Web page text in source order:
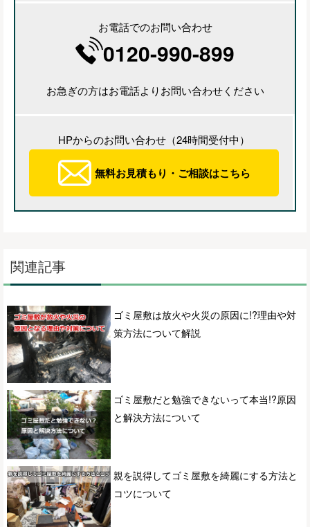
お電話でのお問い合わせ
0120-990-899
お急ぎの方はお電話よりお問い合わせください
HPからのお問い合わせ（24時間受付中）
無料お見積もり・ご相談はこちら
関連記事
ゴミ屋敷は放火や火災の原因に!?理由や対
策方法について解説
ゴミ屋敷だと勉強できないって本当!?原因
と解決方法について
親を説得してゴミ屋敷を綺麗にする方法と
コツについて